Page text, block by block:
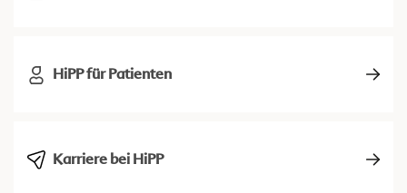
HiPP für Patienten
Karriere bei HiPP